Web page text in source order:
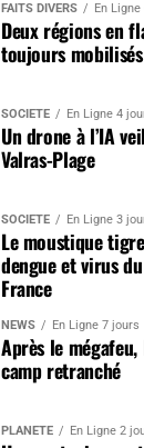
FAITS DIVERS En
Deux régions en
toujours mobilisés
SOCIÉTÉ En Ligne 4
Un drone à l’IA
Valras-Plage
SOCIÉTÉ En Ligne 3
Le moustique
dengue et virus
France
NEWS En Ligne 7 jours
Après le
camp retranché
PLANÈTE En Ligne 2